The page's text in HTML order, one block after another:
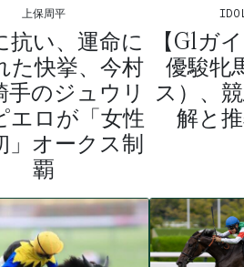
上保周平
抗い、運命に
た快挙、今村
手のジュウリ
エロが「女性
」オークス制
覇
【G1ガ
優駿牝
ス）、
解と